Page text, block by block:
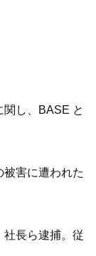
し、BASE と
害に遭われた
社長ら逮捕。従